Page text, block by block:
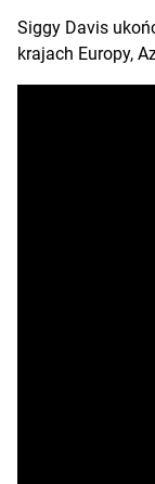
Siggy Davis
krajach Europy,